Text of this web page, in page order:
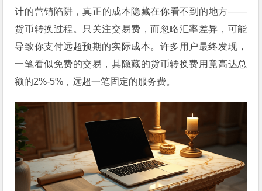
计的营销陷阱，真正的成本隐藏在你看不到的地方——
货币转换过程。只关注交易费，而忽略汇率差异，可能
导致你支付远超预期的实际成本。许多用户最终发现，
一笔看似免费的交易，其隐藏的货币转换费用竟高达总
额的2%-5%，远超一笔固定的服务费。